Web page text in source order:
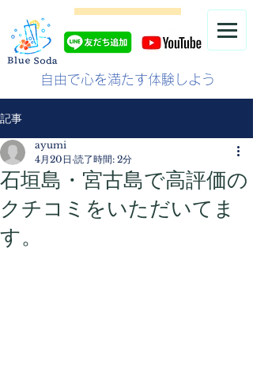
自由で心を満たす体験しよう
記事
石垣島・宮古島で高評価の
クチコミをいただいてま
す。
ayumi
4月20日 読了時間: 2分